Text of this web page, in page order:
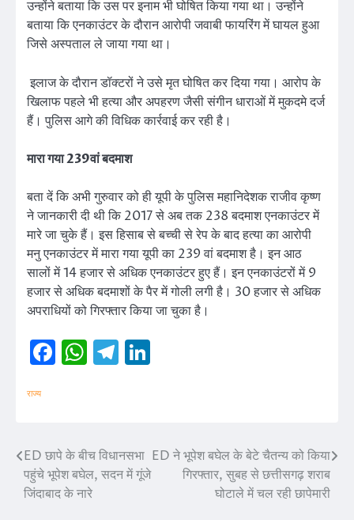
उन्होंने बताया कि उस पर इनाम भी घोषित किया गया था। उन्होंने
बताया कि एनकाउंटर के दौरान आरोपी जवाबी फायरिंग में घायल हुआ
जिसे अस्पताल ले जाया गया था।
इलाज के दौरान डॉक्टरों ने उसे मृत घोषित कर दिया गया। आरोप के
खिलाफ पहले भी हत्या और अपहरण जैसी संगीन धाराओं में मुकदमे दर्ज
हैं। पुलिस आगे की विधिक कार्रवाई कर रही है।
मारा गया 239वां बदमाश
बता दें कि अभी गुरुवार को ही यूपी के पुलिस महानिदेशक राजीव कृष्ण
ने जानकारी दी थी कि 2017 से अब तक 238 बदमाश एनकाउंटर में
मारे जा चुके हैं। इस हिसाब से बच्ची से रेप के बाद हत्या का आरोपी
मनु एनकाउंटर में मारा गया यूपी का 239 वां बदमाश है। इन आठ
सालों में 14 हजार से अधिक एनकाउंटर हुए हैं। इन एनकाउंटरों में 9
हजार से अधिक बदमाशों के पैर में गोली लगी है। 30 हजार से अधिक
अपराधियों को गिरफ्तार किया जा चुका है।
Facebook
WhatsApp
Telegram
राज्य
Post
navigation
ED छापे के बीच विधानसभा
पहुंचे भूपेश बघेल, सदन में गूंजे
जिंदाबाद के नारे
ED ने भूपेश बघेल के बेटे चैतन्य को किया
गिरफ्तार, सुबह से छत्तीसगढ़ शराब
घोटाले में चल रही छापेमारी